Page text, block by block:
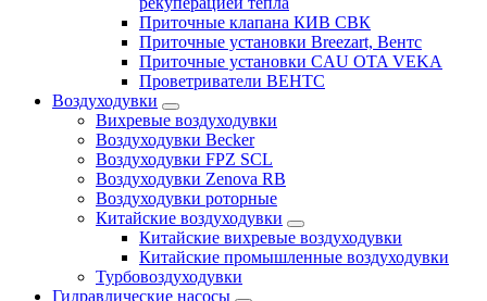
Приточные клапана КИВ СВК
Приточные установки Breezart, Вентс
Приточные установки CAU OTA VEKA
Проветриватели ВЕНТС
Воздуходувки
Вихревые воздуходувки
Воздуходувки Becker
Воздуходувки FPZ SCL
Воздуходувки Zenova RB
Воздуходувки роторные
Китайские воздуходувки
Китайские вихревые воздуходувки
Китайские промышленные воздуходувки
Турбовоздуходувки
Гидравлические насосы